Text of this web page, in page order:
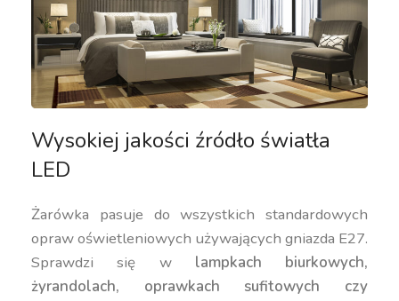
Wysokiej jakości źródło światła
LED
Żarówka pasuje do wszystkich standardowych
opraw oświetleniowych używających gniazda E27.
Sprawdzi się w lampkach biurkowych,
żyrandolach, oprawkach sufitowych czy